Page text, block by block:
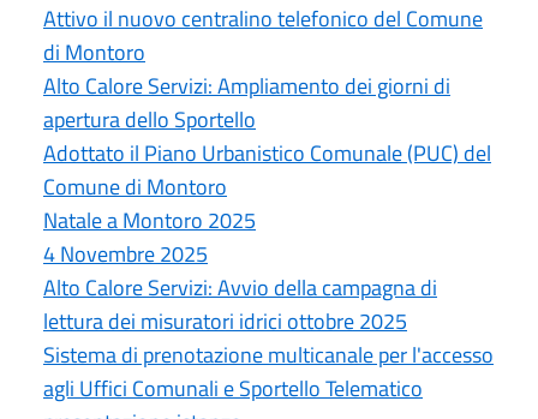
Attivo il nuovo centralino telefonico del Comune
di Montoro
Alto Calore Servizi: Ampliamento dei giorni di
apertura dello Sportello
Adottato il Piano Urbanistico Comunale (PUC) del
Comune di Montoro
Natale a Montoro 2025
4 Novembre 2025
Alto Calore Servizi: Avvio della campagna di
lettura dei misuratori idrici ottobre 2025
Sistema di prenotazione multicanale per l'accesso
agli Uffici Comunali e Sportello Telematico